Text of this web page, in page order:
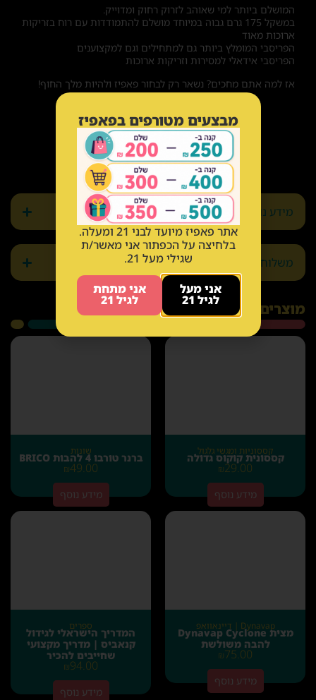
המושלם ביותר למי שאוהב לזרוק רחוק ומדוייק.
במשקל 175 גרם גבוה במיוחד מושלם להתמודדות עם רוח בזריקות
ארוכות מאוד
הפריסבי המומלץ ביותר גם למתחילים וגם למקצוענים
הפריסבי אידאלי למסירות וזריקות ארוכות
אז למה אתם מחכים? נשאר רק לבחור פאפיז ולהיות מלך החוף!
מידע נוסף
משלוחים והחזרות
מוצרים קשורים
קססוניות ומגשי גלגול
קססונית קוקוס גדולה
₪29.00
מידע נוסף
שונות
ברנר טורבו 4 להבות BRICO
₪49.00
מידע נוסף
Dynavap | דיינאוואפ
מצית Dynavap Cyclone
להבה משולשת
₪ 75.00
מידע נוסף
ספרים
המדריך הישראלי לגידול
קנאביס | מדריך מקצועי
שחייבים להכיר
₪94.00
מידע נוסף
מבצעים מטורפים בפאפיז
אתר פאפיז מיועד לבני 21 ומעלה.
בלחיצה על הכפתור אני מאשר/ת
שגילי מעל 21.
אני מעל
לגיל 21
אני מתחת
לגיל 21